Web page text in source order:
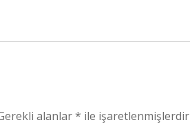
alanlar* ile işaretlenmişlerdir